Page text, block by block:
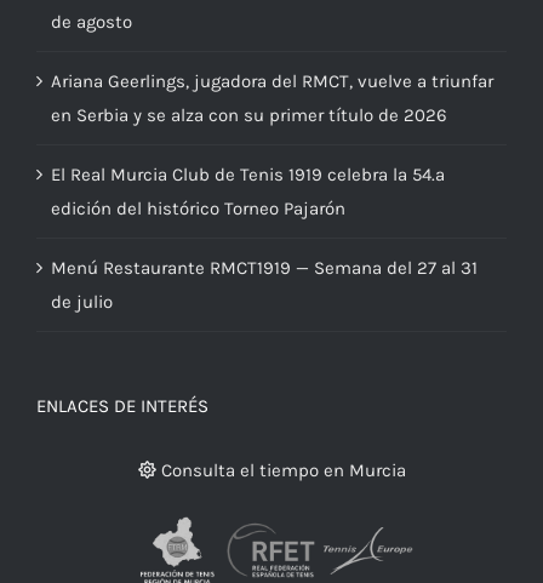
de agosto
Ariana Geerlings, jugadora del RMCT, vuelve a triunfar
en Serbia y se alza con su primer título de 2026
El Real Murcia Club de Tenis 1919 celebra la 54.ª
edición del histórico Torneo Pajarón
Menú Restaurante RMCT1919 — Semana del 27 al 31
de julio
ENLACES DE INTERÉS
Consulta el tiempo en Murcia